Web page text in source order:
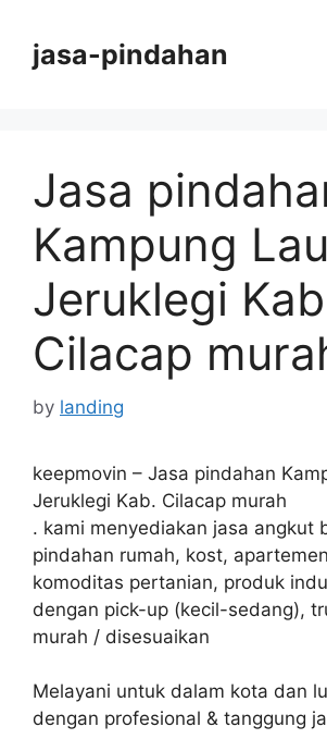
contentjasa-pindahan
Jasa
Kampung
Jeruklegi
Cilacap
by landing
keepmovin – Jasa pindahan
Jeruklegi Kab. Cilacap murah
. kami menyediakan jasa angkut
pindahan rumah, kost,
komoditas pertanian, produk
dengan pick-up (kecil-sedang),
murah / disesuaikan
Melayani untuk dalam kota dan
dengan profesional & tanggung